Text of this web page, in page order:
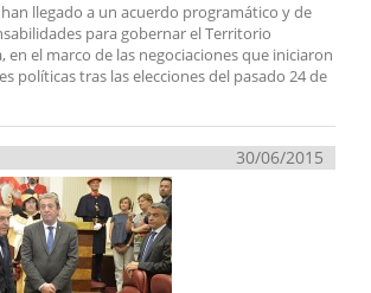
han llegado a un acuerdo programático y de
para gobernar el Territorio
en el marco de las negociaciones que iniciaron
políticas tras las elecciones del pasado 24 de
30/06/2015